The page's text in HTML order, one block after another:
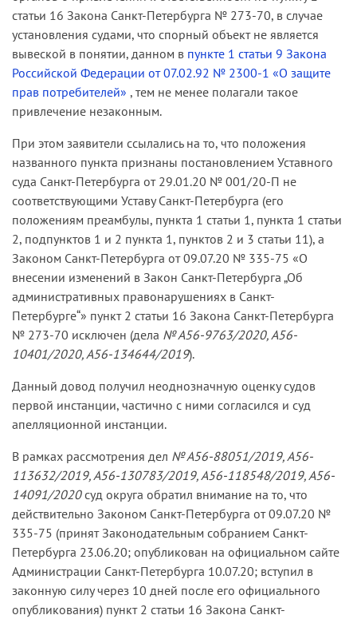
статьи 16 Закона Санкт-Петербурга № 273-70, в случае
установления судами, что спорный объект не является
вывеской в понятии, данном в пункте 1 статьи 9 Закона
Российской Федерации от 07.02.92 № 2300-1 «О защите
прав потребителей» , тем не менее полагали такое
привлечение незаконным.
При этом заявители ссылались на то, что положения
названного пункта признаны постановлением Уставного
суда Санкт-Петербурга от 29.01.20 № 001/20-П не
соответствующими Уставу Санкт-Петербурга (его
положениям преамбулы, пункта 1 статьи 1, пункта 1 статьи
2, подпунктов 1 и 2 пункта 1, пунктов 2 и 3 статьи 11), а
Законом Санкт-Петербурга от 09.07.20 № 335-75 «О
внесении изменений в Закон Санкт-Петербурга „Об
административных правонарушениях в Санкт-
Петербурге“» пункт 2 статьи 16 Закона Санкт-Петербурга
№ 273-70 исключен (дела № А56-9763/2020, А56-
10401/2020, А56-134644/2019).
Данный довод получил неоднозначную оценку судов
первой инстанции, частично с ними согласился и суд
апелляционной инстанции.
В рамках рассмотрения дел № А56-88051/2019, А56-
113632/2019, А56-130783/2019, А56-118548/2019, А56-
14091/2020суд округа обратил внимание на то, что
действительно Законом Санкт-Петербурга от 09.07.20 №
335-75 (принят Законодательным собранием Санкт-
Петербурга 23.06.20; опубликован на официальном сайте
Администрации Санкт-Петербурга 10.07.20; вступил в
законную силу через 10 дней после его официального
опубликования) пункт 2 статьи 16 Закона Санкт-